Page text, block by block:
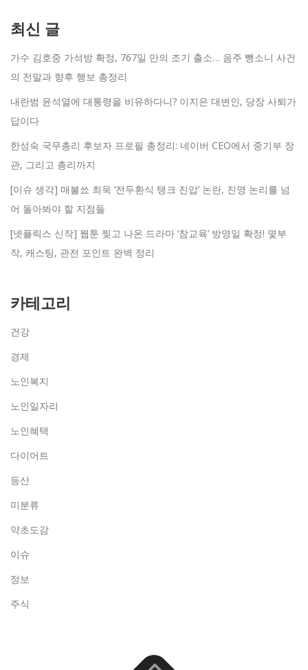
최신 글
가수 김호중 가석방 확정, 767일 만의 조기 출소… 음주 뺑소니 사건
의 전말과 향후 행보 총정리
내란범 윤석열에 대통령을 비유하다니? 이지은 대변인, 당장 사퇴가
답이다
한성숙 국무총리 후보자 프로필 총정리: 네이버 CEO에서 중기부 장
관, 그리고 총리까지
[이슈 생각] 매불쑈 최욱 ‘전두환식 탱크 진압’ 논란, 진영 논리를 넘
어 돌아봐야 할 지점들
[넷플릭스 신작] 웹툰 찢고 나온 드라마 ‘참교육’ 방영일 확정! 몇부
작, 캐스팅, 관전 포인트 완벽 정리
카테고리
건강
경제
노인복지
노인일자리
노인혜택
다이어트
등산
미분류
약초도감
이슈
정보
주식